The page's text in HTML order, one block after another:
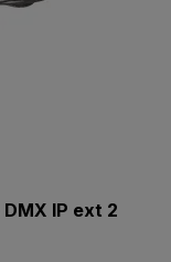
IP ext 2